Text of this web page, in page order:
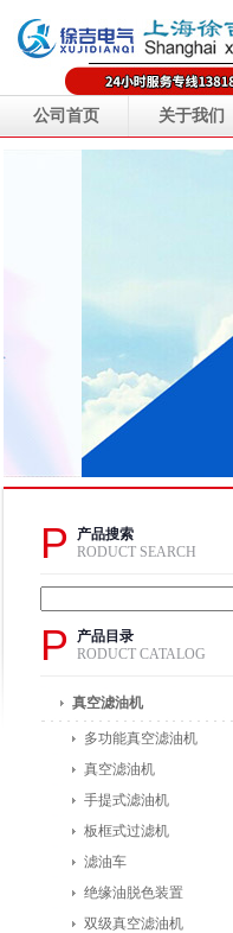
公司首页 关于我们
P
产品搜索
RODUCT SEARCH
P
产品目录
RODUCT CATALOG
真空滤油机
多功能真空滤油机
真空滤油机
手提式滤油机
板框式过滤机
滤油车
绝缘油脱色装置
双级真空滤油机